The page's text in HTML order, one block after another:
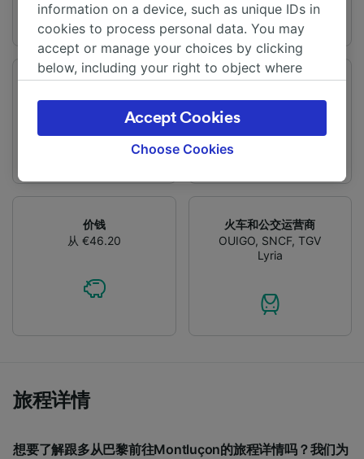
每天有11趟列车
1次换乘
价钱
从 €46.20
火车和公交运营商
OUIGO, SNCF,TGV
Lyria
旅程详情
想要了解跟多从巴黎前往Montluçon的旅程详情吗？我们为
information on a device, such as unique IDs in
cookies to process personal data. You may
accept or manage your choices by clicking
below, including your right to object where
the privacy policy page. These choices will be
signaled to our partners and will not affect
browsing data. Your data will not be used for
track you.
We and our partners process data to provide:
Use precise geolocation data. Actively scan
device characteristics for identification. Store
Personalised advertising and content,
advertising and content measurement,
audience research and services development.
Choose Cookies
Accept Cookies